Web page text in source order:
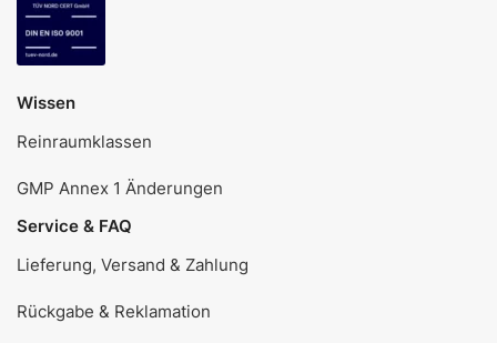
Wissen
Reinraumklassen
GMP Annex 1 Änderungen
Service & FAQ
Lieferung, Versand & Zahlung
Rückgabe & Reklamation